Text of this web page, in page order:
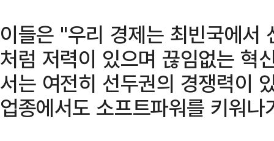
이들은 "우리 경제는 최빈국에서
처럼 저력이 있으며 끊임없는 혁
서는 여전히 선두권의 경쟁력이
업종에서도 소프트파워를 키워